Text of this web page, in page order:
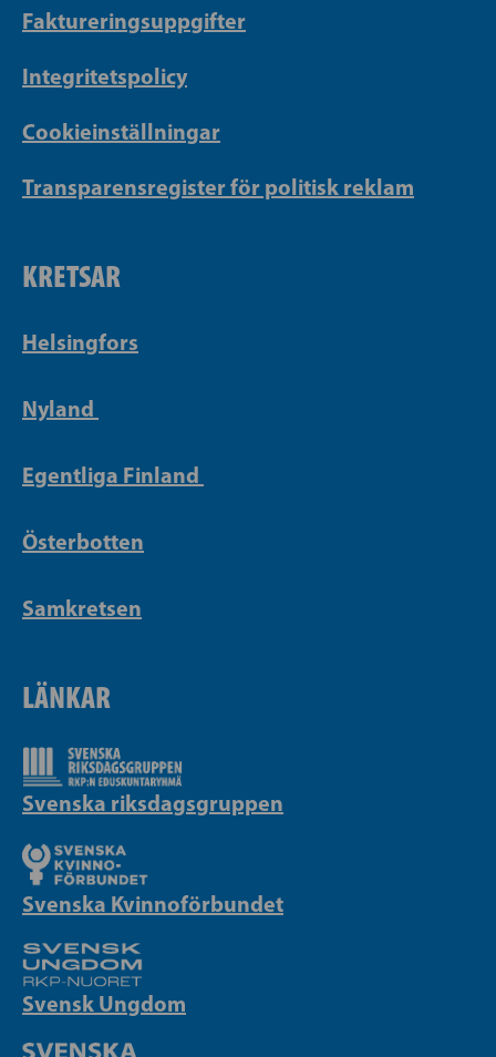
Faktureringsuppgifter
Integritetspolicy
Cookieinställningar
Transparensregister för politisk reklam
KRETSAR
Helsingfors
Nyland
Egentliga Finland
Österbotten
Samkretsen
LÄNKAR
Svenska riksdagsgruppen
Svenska Kvinnoförbundet
Svensk Ungdom